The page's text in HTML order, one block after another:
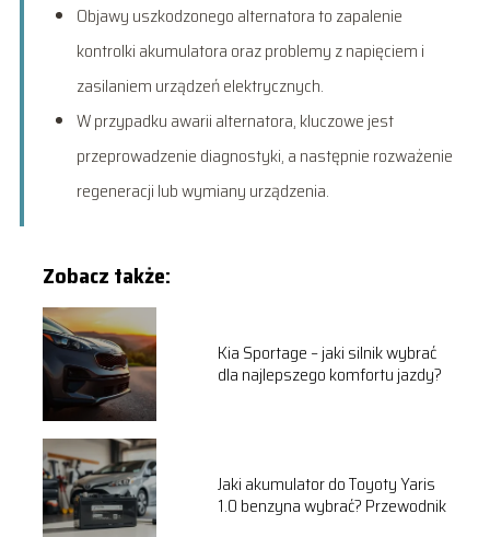
Objawy uszkodzonego alternatora to zapalenie
kontrolki akumulatora oraz problemy z napięciem i
zasilaniem urządzeń elektrycznych.
W przypadku awarii alternatora, kluczowe jest
przeprowadzenie diagnostyki, a następnie rozważenie
regeneracji lub wymiany urządzenia.
Zobacz także:
Kia Sportage – jaki silnik wybrać
dla najlepszego komfortu jazdy?
Jaki akumulator do Toyoty Yaris
1.0 benzyna wybrać? Przewodnik